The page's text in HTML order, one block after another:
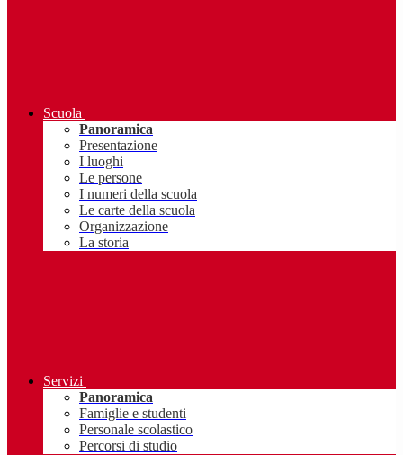
Scuola
Panoramica
Presentazione
I luoghi
Le persone
I numeri della scuola
Le carte della scuola
Organizzazione
La storia
Servizi
Panoramica
Famiglie e studenti
Personale scolastico
Percorsi di studio